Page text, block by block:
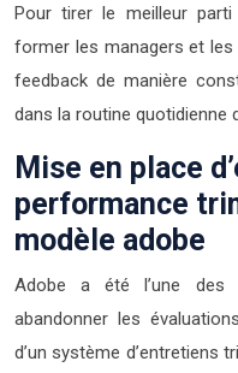
Pour tirer le meilleur
former les managers et
feedback de manière
dans la routine quotidienne
Mise en place
performance
modèle adobe
Adobe a été l’une des
abandonner les
d’un système d’entretiens